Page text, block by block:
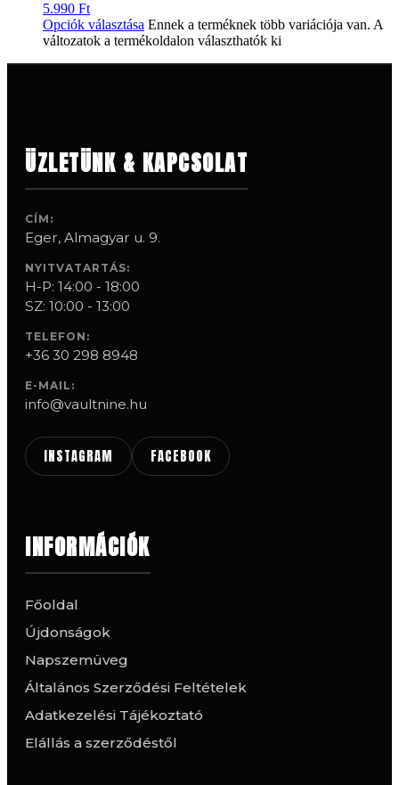
5.990 Ft
Opciók választása Ennek a terméknek több variációja van. A
változatok a termékoldalon választhatók ki
ÜZLETÜNK & KAPCSOLAT
CÍM:
Eger, Almagyar u. 9.
NYITVATARTÁS:
H-P: 14:00 - 18:00
SZ: 10:00 - 13:00
TELEFON:
+36 30 298 8948
E-MAIL:
info@vaultnine.hu
INSTAGRAM FACEBOOK
INFORMÁCIÓK
Főoldal
Újdonságok
Napszemüveg
Általános Szerződési Feltételek
Adatkezelési Tájékoztató
Elállás a szerződéstől